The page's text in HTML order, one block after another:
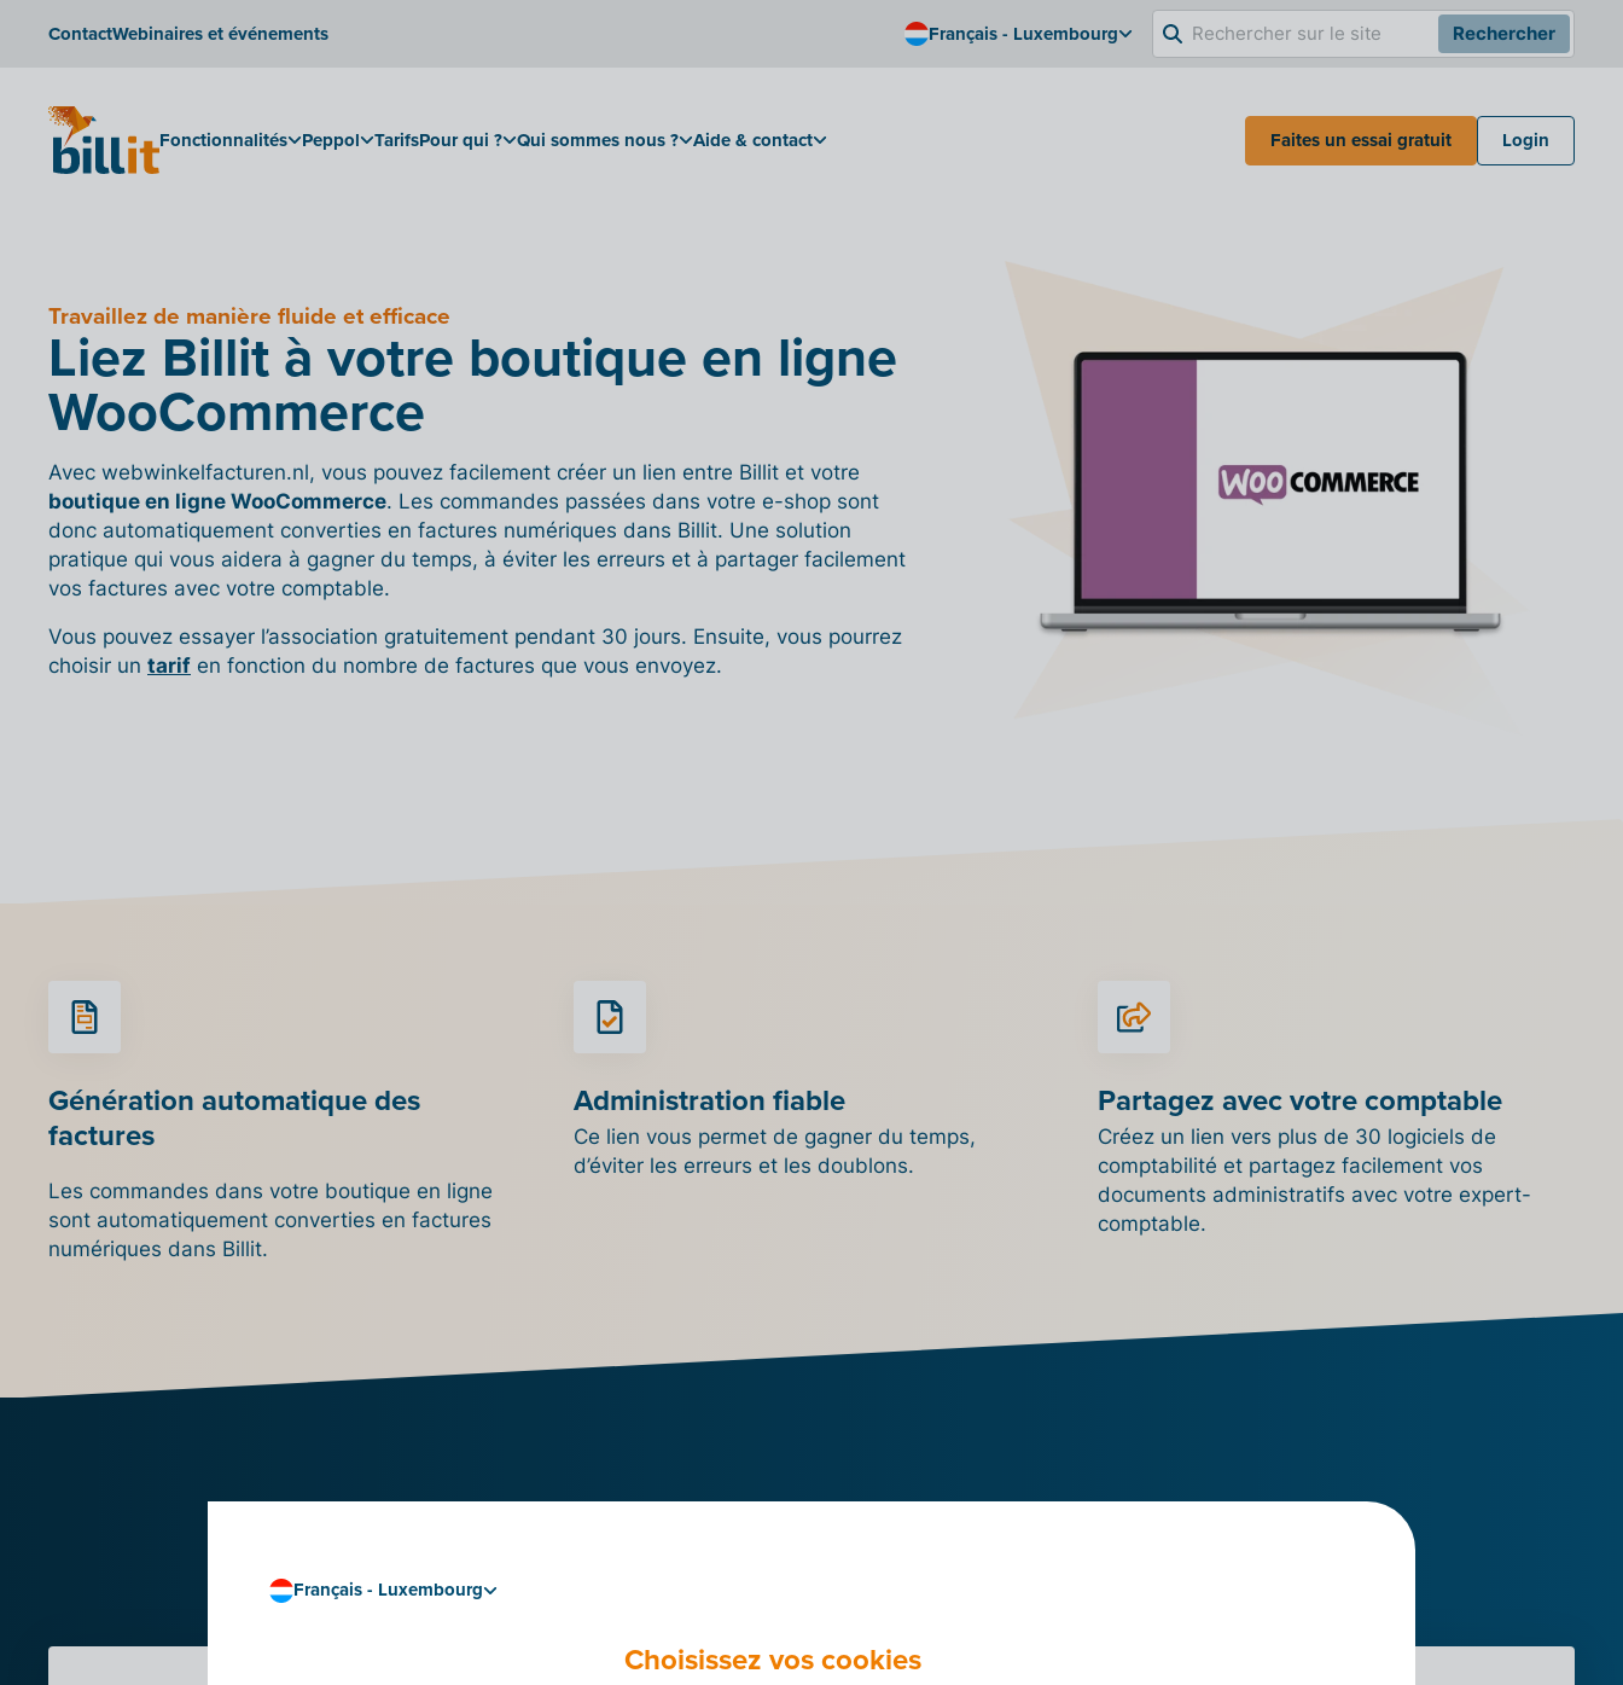
ContactWebinaires et événements Français - Luxembourg Rechercher
Fonctionnalités Peppol TarifsPour qui ? Qui sommes nous ? Aide & contact Faites un essai gratuit Login
Travaillez de manière fluide et efficace
Liez Billit à votre boutique en ligne
WooCommerce
Avec webwinkelfacturen.nl, vous pouvez facilement créer un lien entre Billit et votre
boutique en ligne WooCommerce. Les commandes passées dans votre e-shop sont
donc automatiquement converties en factures numériques dans Billit. Une solution
pratique qui vous aidera à gagner du temps, à éviter les erreurs et à partager facilement
vos factures avec votre comptable.
Vous pouvez essayer l’association gratuitement pendant 30 jours. Ensuite, vous pourrez
choisir un tarif en fonction du nombre de factures que vous envoyez.
Génération automatique des
factures
Les commandes dans votre boutique en ligne
sont automatiquement converties en factures
numériques dans Billit.
Administration fiable
Ce lien vous permet de gagner du temps,
d’éviter les erreurs et les doublons.
Partagez avec votre comptable
Créez un lien vers plus de 30 logiciels de
comptabilité et partagez facilement vos
documents administratifs avec votre expert-
comptable.
Essayez dès maintenant
l’intégration de Billit avec votre
boutique en ligne WooCommerce
Français - Luxembourg
Choisissez vos cookies